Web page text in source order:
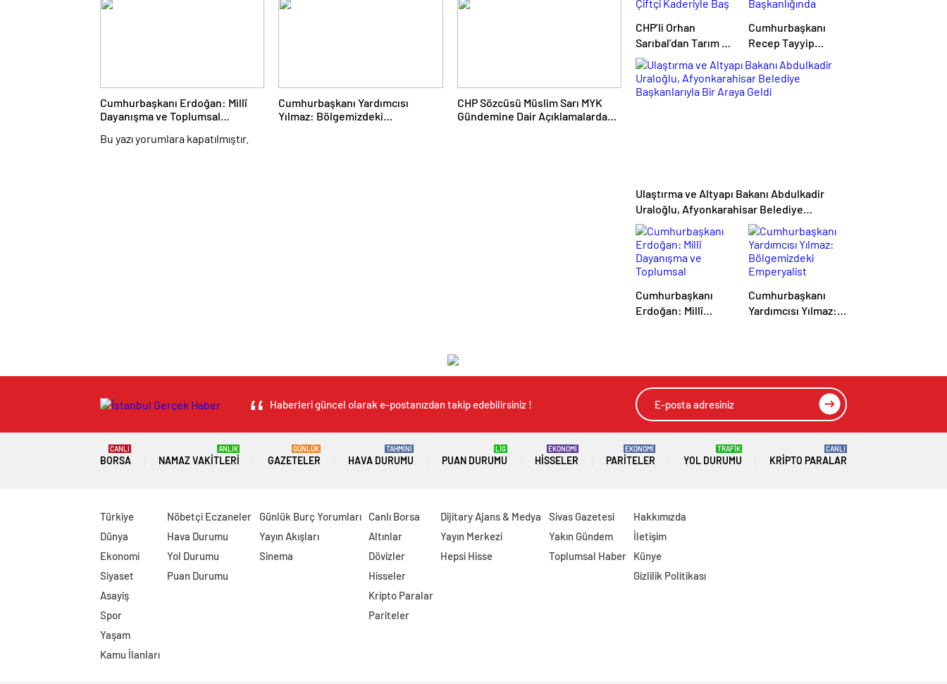
Cumhurbaşkanı Erdoğan: Millî
Dayanışma ve Toplumsal
Güçlendirilmesine Dair Kanun
Cumhurbaşkanı Yardımcısı
Yılmaz: Bölgemizdeki
CHP Sözcüsü Müslim Sarı MYK
Gündemine Dair Açıklamalarda
Bu yazı yorumlara kapatılmıştır.
CHP’li Orhan
Sarıbal’dan Tarım ve
Ekonomi Eleştirisi:
Çiftçi Kaderiyle Baş
Başa Kaldı
Cumhurbaşkanı
Recep Tayyip
Erdoğan
Başkanlığında
Toplanan AK Parti
Ulaştırma ve Altyapı Bakanı Abdulkadir
Uraloğlu, Afyonkarahisar Belediye
Başkanlarıyla Bir Araya Geldi
Cumhurbaşkanı
Erdoğan: Millî
Dair Kanun Teklifi
Gazi Meclisimizin
Takdirine Sunuldu
Cumhurbaşkanı
Yardımcısı Yılmaz:
Edeceğiz
Haberleri güncel olarak e-postanızdan takip edebilirsiniz !
BORSA
CANLI
NAMAZ VAKITLERI
ANLIK
GAZETELER
GÜNLÜK
HAVA DURUMU
TAHMİNİ
PUAN DURUMU
LİG
HISSELER
EKONOMİ
PARITELER
EKONOMİ
YOL DURUMU
TRAFİK
KRIPTO PARALAR
CANLI
Türkiye
Dünya
Ekonomi
Siyaset
Asayiş
Spor
Yaşam
Kamu İlanları
Nöbetçi Eczaneler
Hava Durumu
Yol Durumu
Puan Durumu
Günlük Burç Yorumları
Yayın Akışları
Sinema
Canlı Borsa
Altınlar
Dövizler
Hisseler
Kripto Paralar
Pariteler
Dijitary Ajans & Medya
Yayın Merkezi
Hepsi Hisse
Sivas Gazetesi
Yakın Gündem
Toplumsal Haber
Hakkımızda
İletişim
Künye
Gizlilik Politikası